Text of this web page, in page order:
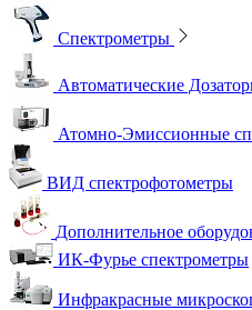
Спектрометры
Автоматические
Атомно-Эмиссионные
ВИД спектрофотометры
Дополнительное
ИК-Фурье спектрометры
Инфракрасные